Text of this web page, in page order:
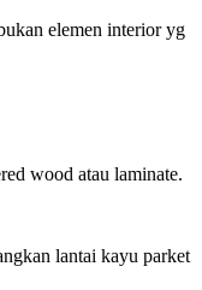
elemen interior yg
wood atau laminate.
lantai kayu parket